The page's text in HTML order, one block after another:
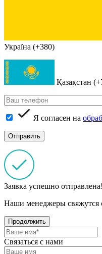
Україна (+380)
Қазақстан
Я согласен на
Заявка успешно отправлена!
Наши менеджеры свяжутся
Продолжить
Связаться с нами